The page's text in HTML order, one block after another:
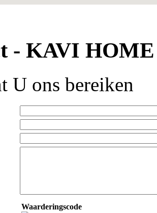
- KAVI
U ons bereiken
Waarderingscode